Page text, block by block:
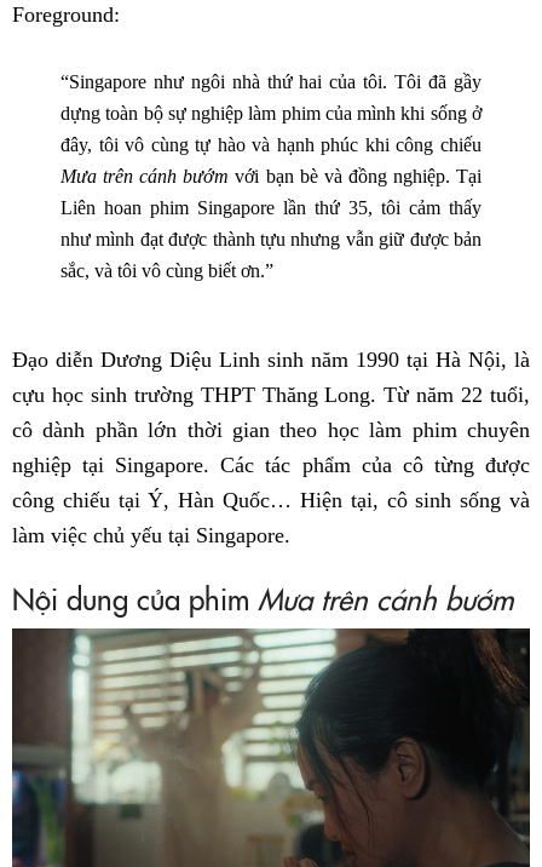
Foreground:
“Singapore như ngôi nhà thứ hai của tôi. Tôi đã gầy
dựng toàn bộ sự nghiệp làm phim của mình khi sống ở
đây, tôi vô cùng tự hào và hạnh phúc khi công chiếu
Mưa trên cánh bướm với bạn bè và đồng nghiệp. Tại
Liên hoan phim Singapore lần thứ 35, tôi cảm thấy
như mình đạt được thành tựu nhưng vẫn giữ được bản
sắc, và tôi vô cùng biết ơn.”
Đạo diễn Dương Diệu Linh sinh năm 1990 tại Hà Nội, là
cựu học sinh trường THPT Thăng Long. Từ năm 22 tuổi,
cô dành phần lớn thời gian theo học làm phim chuyên
nghiệp tại Singapore. Các tác phẩm của cô từng được
công chiếu tại Ý, Hàn Quốc… Hiện tại, cô sinh sống và
làm việc chủ yếu tại Singapore.
Nội dung của phim Mưa trên cánh bướm